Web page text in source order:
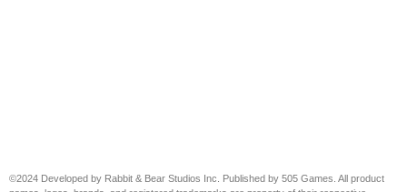
©2024 Developed by Rabbit & Bear Studios Inc. Published by 505 Games. All product